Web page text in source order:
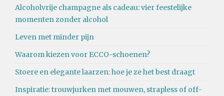
Alcoholvrije champagne als cadeau: vier feestelijke
momenten zonder alcohol
Leven met minder pijn
Waarom kiezen voor ECCO-schoenen?
Stoere en elegante laarzen: hoe je ze het best draagt
Inspiratie: trouwjurken met mouwen, strapless of off-